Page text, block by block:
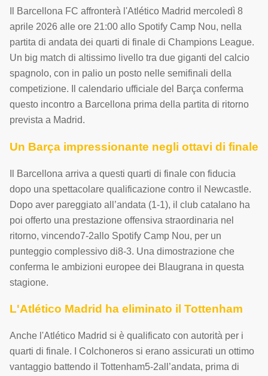
Il Barcellona FC affronterà l'Atlético Madrid mercoledì 8
aprile 2026 alle ore 21:00 allo Spotify Camp Nou, nella
partita di andata dei quarti di finale di Champions League.
Un big match di altissimo livello tra due giganti del calcio
spagnolo, con in palio un posto nelle semifinali della
competizione. Il calendario ufficiale del Barça conferma
questo incontro a Barcellona prima della partita di ritorno
prevista a Madrid.
Un Barça impressionante negli ottavi di finale
Il Barcellona arriva a questi quarti di finale con fiducia
dopo una spettacolare qualificazione contro il Newcastle.
Dopo aver pareggiato all’andata (1-1), il club catalano ha
poi offerto una prestazione offensiva straordinaria nel
ritorno, vincendo7-2allo Spotify Camp Nou, per un
punteggio complessivo di8-3. Una dimostrazione che
conferma le ambizioni europee dei Blaugrana in questa
stagione.
L'Atlético Madrid ha eliminato il Tottenham
Anche l'Atlético Madrid si è qualificato con autorità per i
quarti di finale. I Colchoneros si erano assicurati un ottimo
vantaggio battendo il Tottenham5-2all’andata, prima di